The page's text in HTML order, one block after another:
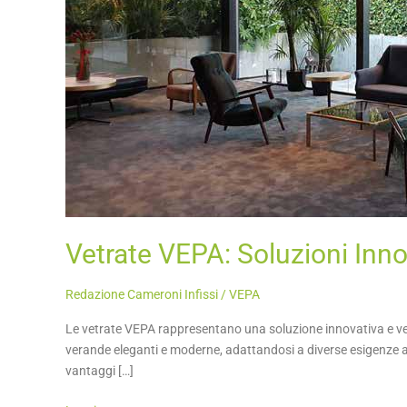
Vetrate VEPA: Soluzioni
Redazione Cameroni Infissi /VEPA
Le vetrate VEPA rappresentano una soluzione innovativa e
verande eleganti e moderne, adattandosi a diverse
vantaggi […]
Libera